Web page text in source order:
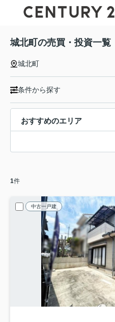
城北町の売買・投資一覧
城北町
条件から探す
おすすめのエリア
1件
中古一戸建